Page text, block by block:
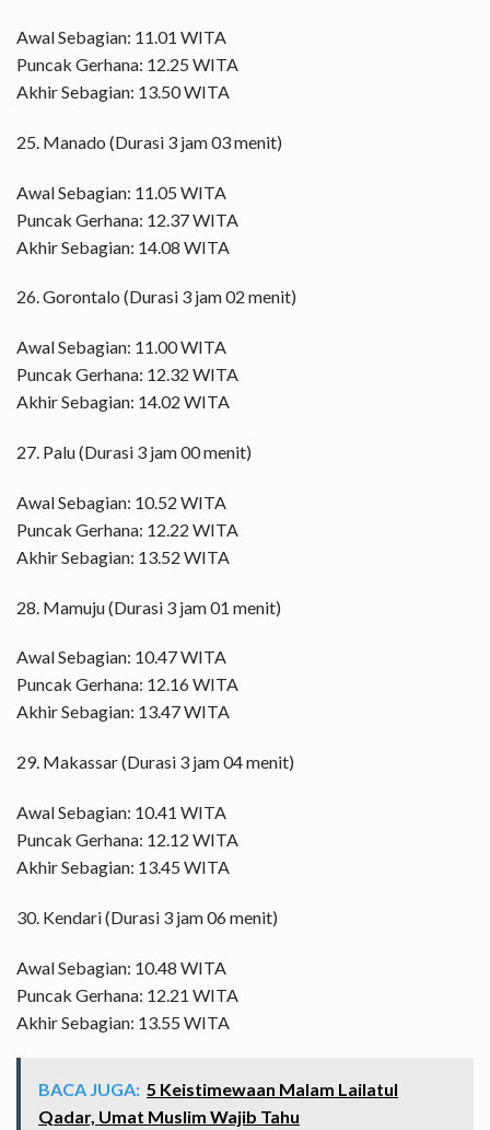
Awal Sebagian: 11.01 WITA
Puncak Gerhana: 12.25 WITA
Akhir Sebagian: 13.50 WITA
25. Manado (Durasi 3 jam 03 menit)
Awal Sebagian: 11.05 WITA
Puncak Gerhana: 12.37 WITA
Akhir Sebagian: 14.08 WITA
26. Gorontalo (Durasi 3 jam 02 menit)
Awal Sebagian: 11.00 WITA
Puncak Gerhana: 12.32 WITA
Akhir Sebagian: 14.02 WITA
27. Palu (Durasi 3 jam 00 menit)
Awal Sebagian: 10.52 WITA
Puncak Gerhana: 12.22 WITA
Akhir Sebagian: 13.52 WITA
28. Mamuju (Durasi 3 jam 01 menit)
Awal Sebagian: 10.47 WITA
Puncak Gerhana: 12.16 WITA
Akhir Sebagian: 13.47 WITA
29. Makassar (Durasi 3 jam 04 menit)
Awal Sebagian: 10.41 WITA
Puncak Gerhana: 12.12 WITA
Akhir Sebagian: 13.45 WITA
30. Kendari (Durasi 3 jam 06 menit)
Awal Sebagian: 10.48 WITA
Puncak Gerhana: 12.21 WITA
Akhir Sebagian: 13.55 WITA
BACA JUGA: 5 Keistimewaan Malam Lailatul
Qadar, Umat Muslim Wajib Tahu